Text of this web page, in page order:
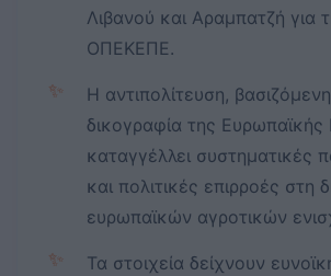
Λιβανού και Αραμπατζή για
ΟΠΕΚΕΠΕ.
✨
Η αντιπολίτευση,
δικογραφία της Ευρωπαϊκής
καταγγέλλει συστηματικές
και πολιτικές επιρροές στη
ευρωπαϊκών αγροτικών
✨
Τα στοιχεία δείχνουν